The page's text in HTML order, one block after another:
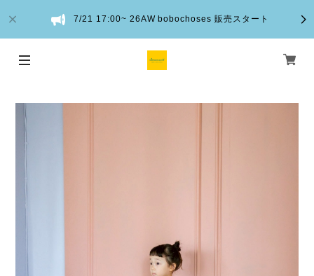
7/21 17:00~ 26AW bobochoses 販売スタート